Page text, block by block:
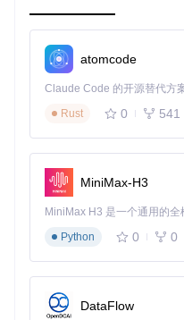
二、部署指南：5分
1. 准备工作：部署前的环
nja对硬件配置要求不高，
胜任。你需要安装Docker
积木的工具，能快速构建
器开放相应的端口，如80
💡 实用提示：如果是新手
对简单，且社区支持丰富。
2. 一键部署：使用Docker
首先，克隆Vikunja仓库：
atomcode
Rust
0 541
MiniMax-H3
Python
0 0
DataFlow